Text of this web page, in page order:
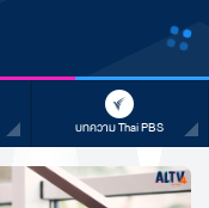
บทความ Thai PBS